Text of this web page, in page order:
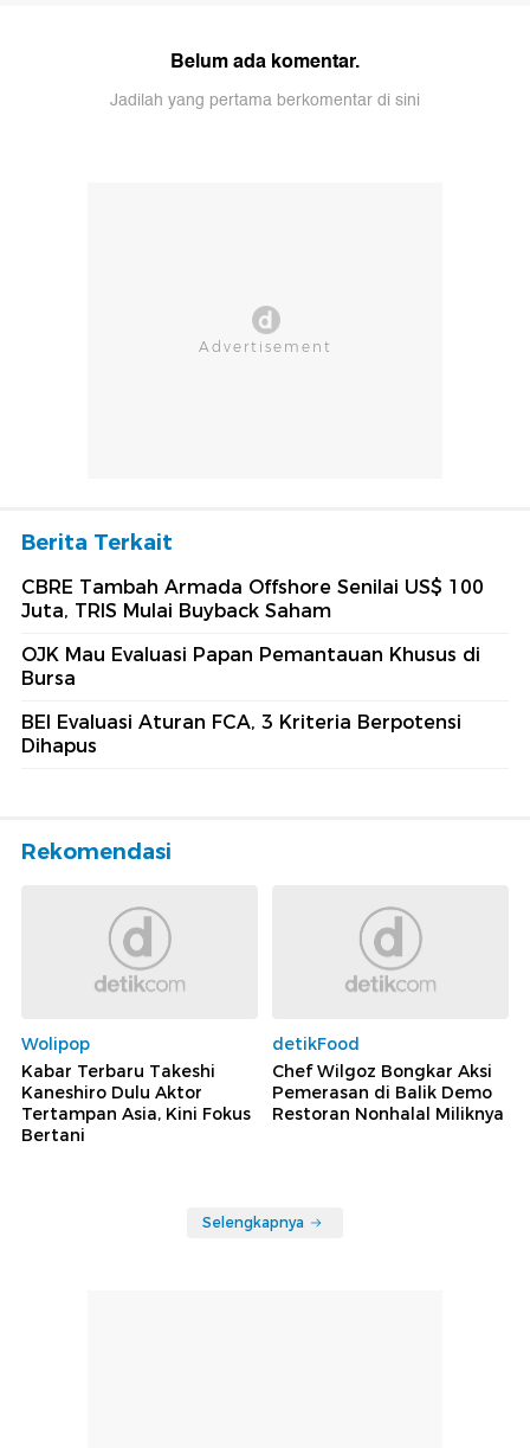
Belum ada komentar.
Jadilah yang pertama berkomentar di sini
Berita Terkait
CBRE Tambah Armada Offshore Senilai US$ 100
Juta, TRIS Mulai Buyback Saham
OJK Mau Evaluasi Papan Pemantauan Khusus di
Bursa
BEI Evaluasi Aturan FCA, 3 Kriteria Berpotensi
Dihapus
Rekomendasi
Wolipop
Kabar Terbaru Takeshi
Kaneshiro Dulu Aktor
Tertampan Asia, Kini Fokus
Bertani
detikFood
Chef Wilgoz Bongkar Aksi
Pemerasan di Balik Demo
Restoran Nonhalal Miliknya
Selengkapnya